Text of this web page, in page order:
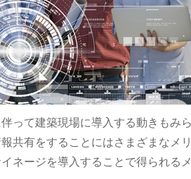
って建築現場に導入する動きもみ
共有をすることにはさまざまなメ
ネージを導入することで得られる